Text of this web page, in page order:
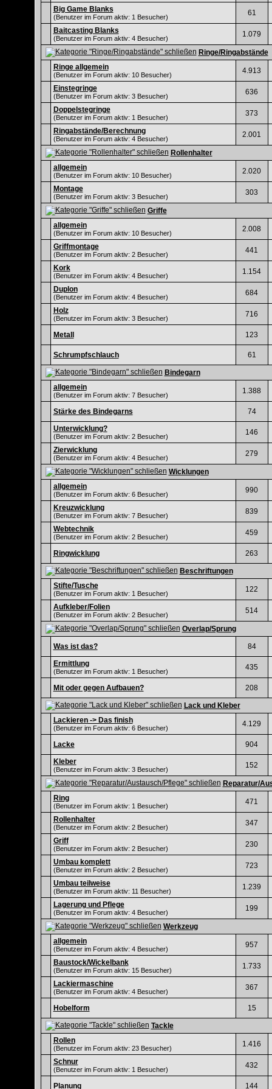
Big Game Blanks
(Benutzer im Forum aktiv: 1 Besucher) 61
Baitcasting Blanks
(Benutzer im Forum aktiv: 4 Besucher) 1.079
Ringe/Ringabstände
Ringe allgemein
(Benutzer im Forum aktiv: 10 Besucher) 4.913
Einstegringe
(Benutzer im Forum aktiv: 3 Besucher) 636
Doppelstegringe
(Benutzer im Forum aktiv: 1 Besucher) 373
Ringabstände/Berechnung
(Benutzer im Forum aktiv: 4 Besucher) 2.001
Rollenhalter
allgemein
(Benutzer im Forum aktiv: 10 Besucher) 2.020
Montage
(Benutzer im Forum aktiv: 3 Besucher) 303
Griffe
allgemein
(Benutzer im Forum aktiv: 10 Besucher) 2.008
Griffmontage
(Benutzer im Forum aktiv: 2 Besucher) 441
Kork
(Benutzer im Forum aktiv: 4 Besucher) 1.154
Duplon
(Benutzer im Forum aktiv: 4 Besucher) 684
Holz
(Benutzer im Forum aktiv: 3 Besucher) 716
Metall 123
Schrumpfschlauch 61
Bindegarn
allgemein
(Benutzer im Forum aktiv: 7 Besucher) 1.388
Stärke des Bindegarns
74
Unterwicklung?
(Benutzer im Forum aktiv: 2 Besucher) 146
Zierwicklung
(Benutzer im Forum aktiv: 4 Besucher) 279
Wicklungen
allgemein
(Benutzer im Forum aktiv: 6 Besucher) 990
Kreuzwicklung
(Benutzer im Forum aktiv: 7 Besucher) 839
Webtechnik
(Benutzer im Forum aktiv: 2 Besucher) 459
Ringwicklung 263
Beschriftungen
Stifte/Tusche
(Benutzer im Forum aktiv: 1 Besucher) 122
Aufkleber/Folien
(Benutzer im Forum aktiv: 2 Besucher) 514
Overlap/Sprung
Was ist das?
84
Ermittlung
(Benutzer im Forum aktiv: 1 Besucher) 435
Mit oder gegen Aufbauen? 208
Lack und Kleber
Lackieren -> Das finish
(Benutzer im Forum aktiv: 6 Besucher) 4.129
Lacke
904
Kleber
(Benutzer im Forum aktiv: 3 Besucher) 152
Reparatur/
Ring
(Benutzer im Forum aktiv: 1 Besucher) 471
Rollenhalter
(Benutzer im Forum aktiv: 2 Besucher) 347
Griff
(Benutzer im Forum aktiv: 2 Besucher) 230
Umbau komplett
(Benutzer im Forum aktiv: 2 Besucher) 723
Umbau teilweise
(Benutzer im Forum aktiv: 11 Besucher) 1.239
Lagerung und Pflege
(Benutzer im Forum aktiv: 4 Besucher) 199
Werkzeug
allgemein
(Benutzer im Forum aktiv: 4 Besucher) 957
Baustock/Wickelbank
(Benutzer im Forum aktiv: 15 Besucher) 1.733
Lackiermaschine
(Benutzer im Forum aktiv: 4 Besucher) 367
Hobelform 15
Tackle
Rollen
(Benutzer im Forum aktiv: 23 Besucher) 1.416
Schnur
(Benutzer im Forum aktiv: 1 Besucher) 432
Planung 144